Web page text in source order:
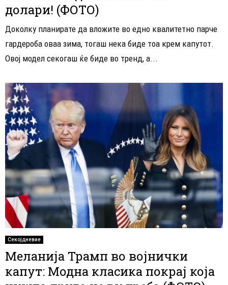
долари! (ФОТО)
Доколку планирате да вложите во едно квалитетно парче
гардероба оваа зима, тогаш нека биде тоа крем капутот.
Овој модел секогаш ќе биде во тренд, а...
Секојдневие
Меланија Трамп во војнички
капут: Модна класика покрај која